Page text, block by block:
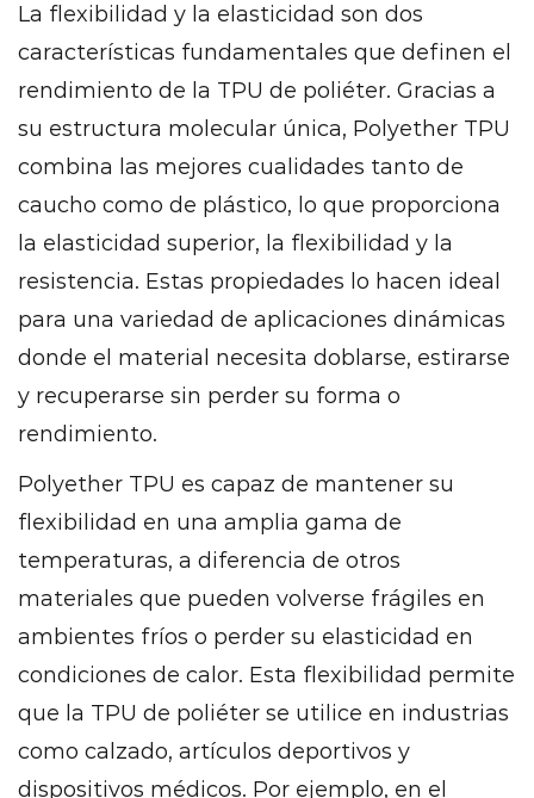
La flexibilidad y la elasticidad son dos
características fundamentales que definen el
rendimiento de la TPU de poliéter. Gracias a
su estructura molecular única, Polyether TPU
combina las mejores cualidades tanto de
caucho como de plástico, lo que proporciona
la elasticidad superior, la flexibilidad y la
resistencia. Estas propiedades lo hacen ideal
para una variedad de aplicaciones dinámicas
donde el material necesita doblarse, estirarse
y recuperarse sin perder su forma o
rendimiento.
Polyether TPU es capaz de mantener su
flexibilidad en una amplia gama de
temperaturas, a diferencia de otros
materiales que pueden volverse frágiles en
ambientes fríos o perder su elasticidad en
condiciones de calor. Esta flexibilidad permite
que la TPU de poliéter se utilice en industrias
como calzado, artículos deportivos y
dispositivos médicos. Por ejemplo, en el